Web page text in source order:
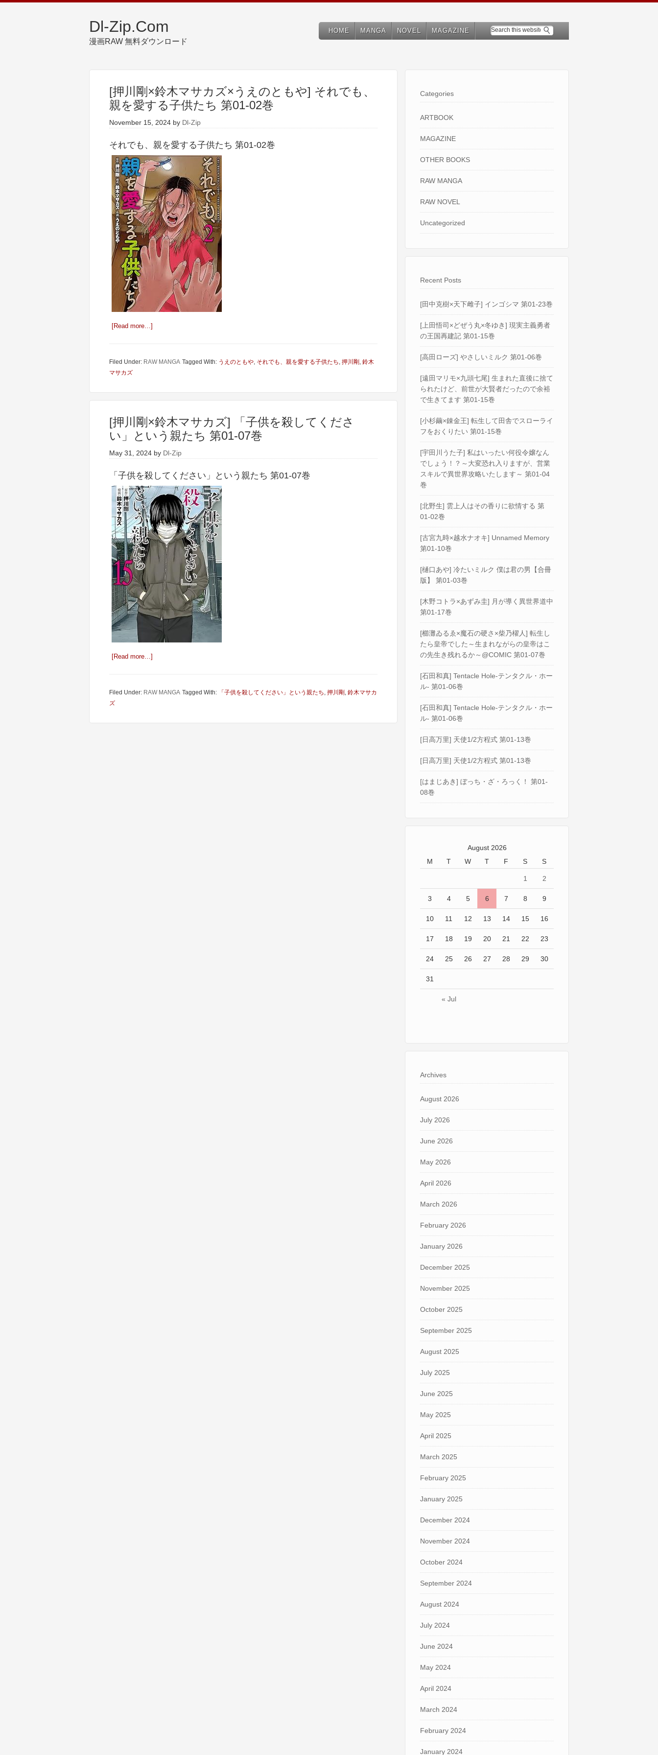
Dl-Zip.Com
漫画RAW 無料ダウンロード
HOME MANGA NOVEL MAGAZINE
[押川剛×鈴木マサカズ×うえのともや] それでも、
親を愛する子供たち 第01-02巻
November 15, 2024 by Dl-Zip
それでも、親を愛する子供たち 第01-02巻
[Read more…]
Filed Under: RAW MANGA Tagged With: うえのともや, それでも、親を愛する子供たち, 押川剛 , 鈴木
マサカズ
[押川剛×鈴木マサカズ] 「子供を殺してくださ
い」という親たち 第01-07巻
May 31, 2024 by Dl-Zip
「子供を殺してください」という親たち 第01-07巻
[Read more…]
Filed Under: RAW MANGA Tagged With: 「子供を殺してください」という親たち, 押川剛 , 鈴木マサカ
ズ
Categories
ARTBOOK
MAGAZINE
OTHER BOOKS
RAW MANGA
RAW NOVEL
Uncategorized
Recent Posts
[田中克樹×天下雌子] インゴシマ 第01-23巻
[上田悟司×どぜう丸×冬ゆき] 現実主義勇者
の王国再建記 第01-15巻
[高田ローズ] やさしいミルク 第01-06巻
[遠田マリモ×九頭七尾] 生まれた直後に捨て
られたけど、前世が大賢者だったので余裕
で生きてます 第01-15巻
[小杉繭×錬金王] 転生して田舎でスローライ
フをおくりたい 第01-15巻
[宇田川うた子] 私はいったい何役令嬢なん
でしょう！？～大変恐れ入りますが、営業
スキルで異世界攻略いたします～ 第01-04
巻
[北野生] 雲上人はその香りに欲情する 第
01-02巻
[古宮九時×越水ナオキ] Unnamed Memory
第01-10巻
[樋口あや] 冷たいミルク 僕は君の男【合冊
版】 第01-03巻
[木野コトラ×あずみ圭] 月が導く異世界道中
第01-17巻
[櫛灘ゐるゑ×魔石の硬さ×柴乃櫂人] 転生し
たら皇帝でした～生まれながらの皇帝はこ
の先生き残れるか～@COMIC 第01-07巻
[石田和真] Tentacle Hole-テンタクル・ホー
ル- 第01-06巻
[石田和真] Tentacle Hole-テンタクル・ホー
ル- 第01-06巻
[日高万里] 天使1/2方程式 第01-13巻
[日高万里] 天使1/2方程式 第01-13巻
[はまじあき] ぼっち・ざ・ろっく！ 第01-
08巻
August 2026
M
T W T F S S
« Jul
1 2
3 4 5 6 7 8 9
10 11 12 13 14 15 16
17 18 19 20 21 22 23
24 25 26 27 28 29 30
31
Archives
August 2026
July 2026
June 2026
May 2026
April 2026
March 2026
February 2026
January 2026
December 2025
November 2025
October 2025
September 2025
August 2025
July 2025
June 2025
May 2025
April 2025
March 2025
February 2025
January 2025
December 2024
November 2024
October 2024
September 2024
August 2024
July 2024
June 2024
May 2024
April 2024
March 2024
February 2024
January 2024